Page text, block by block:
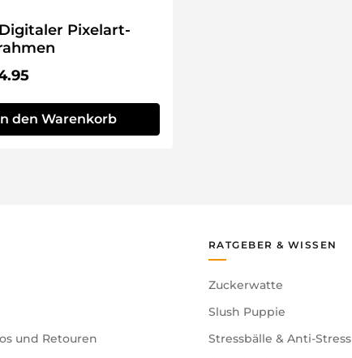
Pixelart-
Preis:
den Warenkorb
und Retouren
RATGEBER & WISSEN
Zuckerwatte
Slush Puppie
Stressbälle & Anti-Stress